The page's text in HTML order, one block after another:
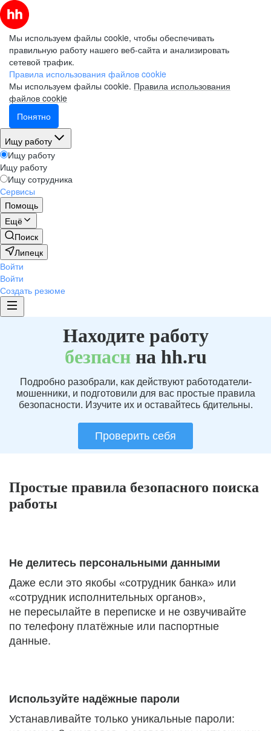
Мы используем файлы cookie, чтобы обеспечивать
правильную работу нашего веб-сайта и анализировать
сетевой трафик.
Правила использования файлов cookie
Мы используем файлы cookie. Правила использования
файлов cookie
Понятно
Ищу работу
Ищу работу
Ищу работу
Ищу сотрудника
Сервисы
Помощь
Ещё
Поиск
Липецк
Войти
Войти
Создать резюме
Находите работу
безпаснна hh.ru
Подробно разобрали, как действуют работодатели-
мошенники, и подготовили для вас простые правила
безопасности. Изучите их и оставайтесь бдительны.
Проверить себя
Простые правила безопасного поиска
работы
Не делитесь персональными данными
Даже если это якобы «сотрудник банка» или
«сотрудник исполнительных органов»,
не пересылайте в переписке и не озвучивайте
по телефону платёжные или паспортные
данные.
Используйте надёжные пароли
Устанавливайте только уникальные пароли: